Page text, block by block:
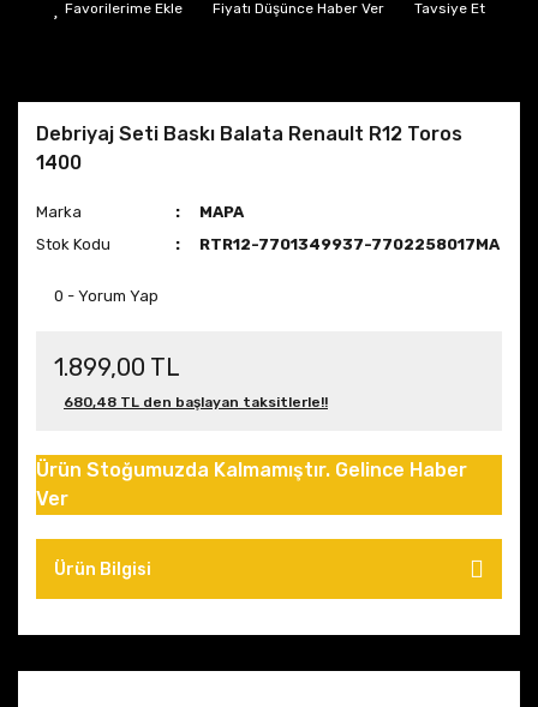
Fiyatı Düşünce Haber Ver Tavsiye Et
Debriyaj Seti Baskı Balata Renault R12 Toros
1400
Marka
MAPA
Stok Kodu
RTR12-7701349937-7702258017MA
0 - Yorum Yap
1.899,00 TL
680,48 TL den başlayan taksitlerle!!
Ürün Stoğumuzda Kalmamıştır. Gelince Haber
Ver
Ürün Bilgisi